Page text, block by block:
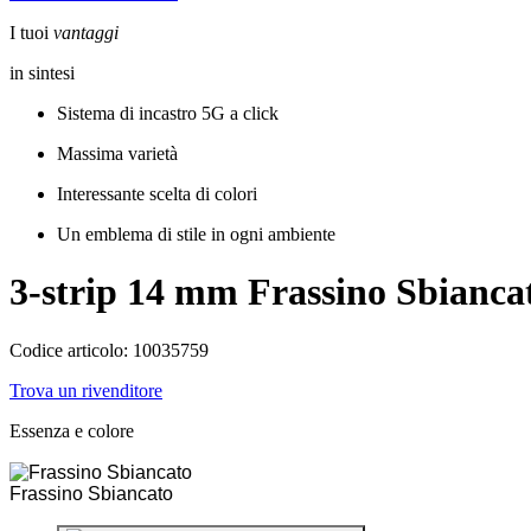
I tuoi vantaggi
in sintesi
Sistema di incastro 5G a click
Massima varietà
Interessante scelta di colori
Un emblema di stile in ogni ambiente
3-strip 14 mm Frassino
Codice articolo: 10035759
Trova un rivenditore
Essenza e colore
Frassino Sbiancato